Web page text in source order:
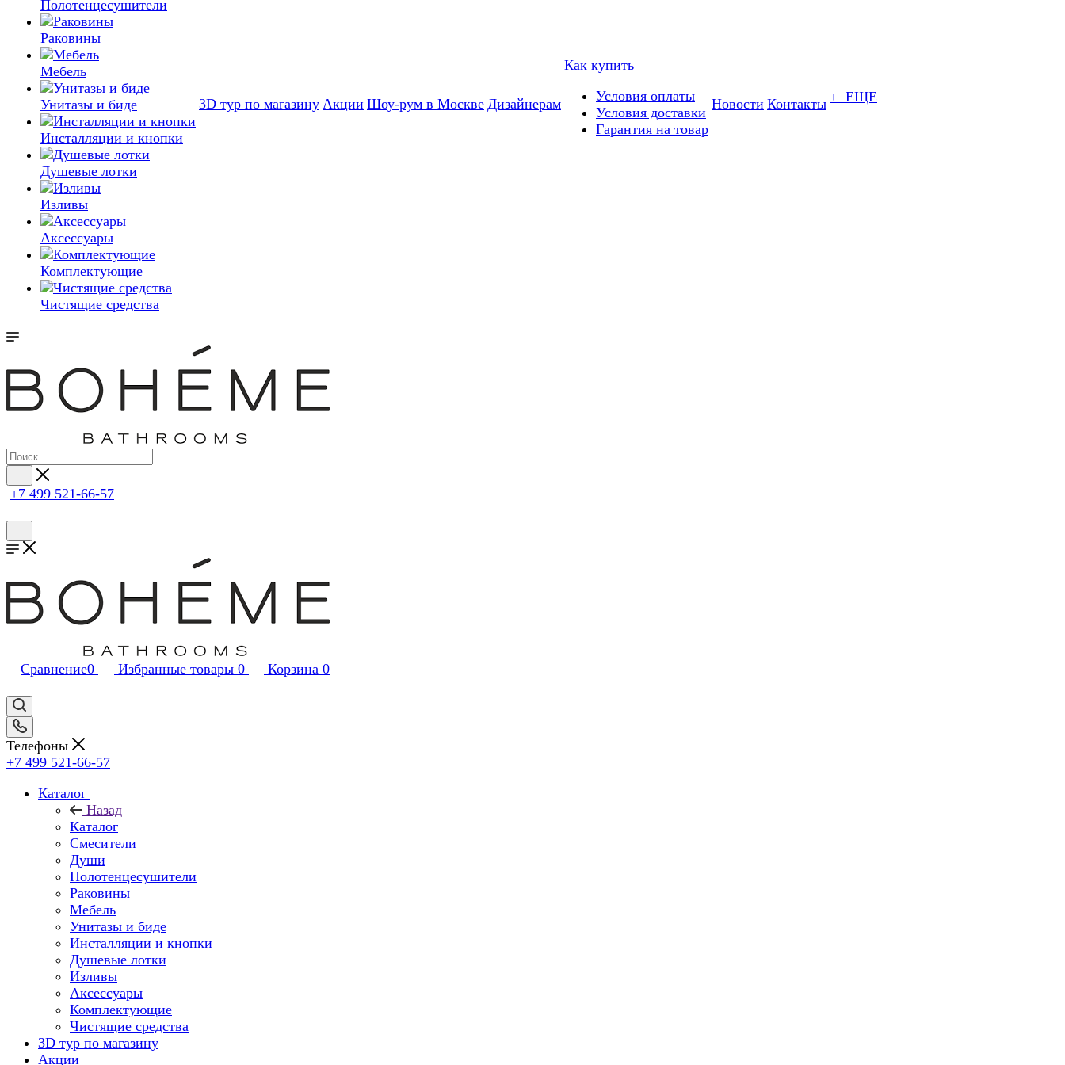
Полотенцесушители
Раковины
Мебель
Унитазы и биде
Инсталляции и кнопки
Душевые лотки
Изливы
Аксессуары
Комплектующие
Чистящие средства
3D тур по магазину Акции Шоу-рум в Москве Дизайнерам
Как купить
Условия оплаты
Условия доставки
Гарантия на товар
Новости Контакты + ЕЩЕ
+7 499 521-66-57
Сравнение0 Избранные товары 0 Корзина 0
Телефоны
+7 499 521-66-57
Каталог
Назад
Каталог
Смесители
Души
Полотенцесушители
Раковины
Мебель
Унитазы и биде
Инсталляции и кнопки
Душевые лотки
Изливы
Аксессуары
Комплектующие
Чистящие средства
3D тур по магазину
Акции